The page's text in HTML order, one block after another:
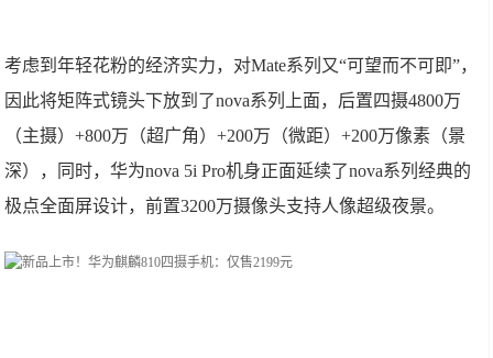
考虑到年轻花粉的经济实力，对Mate系列又“可望而不可即”，
因此将矩阵式镜头下放到了nova系列上面，后置四摄4800万
（主摄）+800万（超广角）+200万（微距）+200万像素（景
深），同时，华为nova 5i Pro机身正面延续了nova系列经典的
极点全面屏设计，前置3200万摄像头支持人像超级夜景。